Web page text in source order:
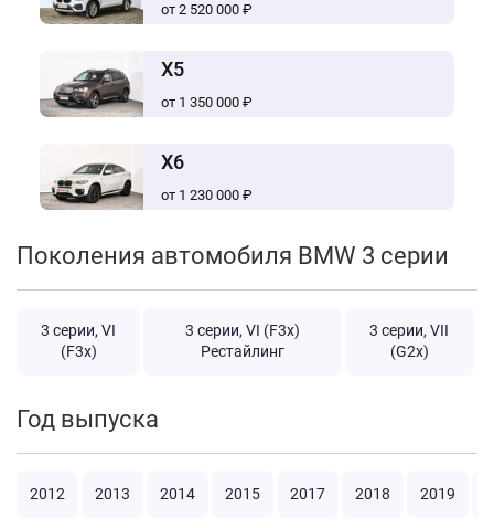
от 2 520 000 ₽
X5
от 1 350 000 ₽
X6
от 1 230 000 ₽
Поколения автомобиля BMW 3 серии
3 серии, VI
(F3x)
3 серии, VI (F3x)
Рестайлинг
3 серии, VII
(G2x)
Год выпуска
2012 2013 2014 2015 2017 2018 2019